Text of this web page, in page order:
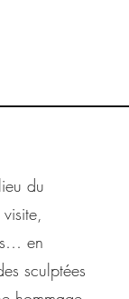
du
en
sculptées